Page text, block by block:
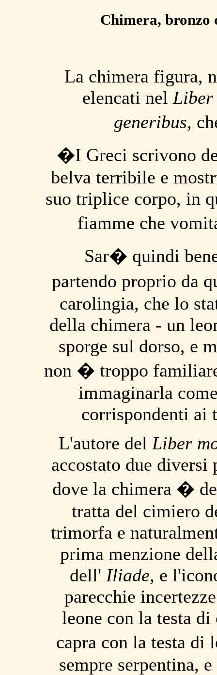
Chimera, bronzo
La chimera figura,
elencati nel Liber
generibus,
�I Greci scrivono
belva terribile e
suo triplice corpo, in
fiamme che
Sar� quindi
partendo proprio da
carolingia, che lo
della chimera - un
sporge sul dorso, e
non � troppo
immaginarla
corrispondenti ai
L'autore del Liber
accostato due
dove la chimera �
tratta del cimiero
trimorfa e
prima menzione
dell' Iliade, e
parecchie
leone con la testa
capra con la testa di
sempre serpentina,